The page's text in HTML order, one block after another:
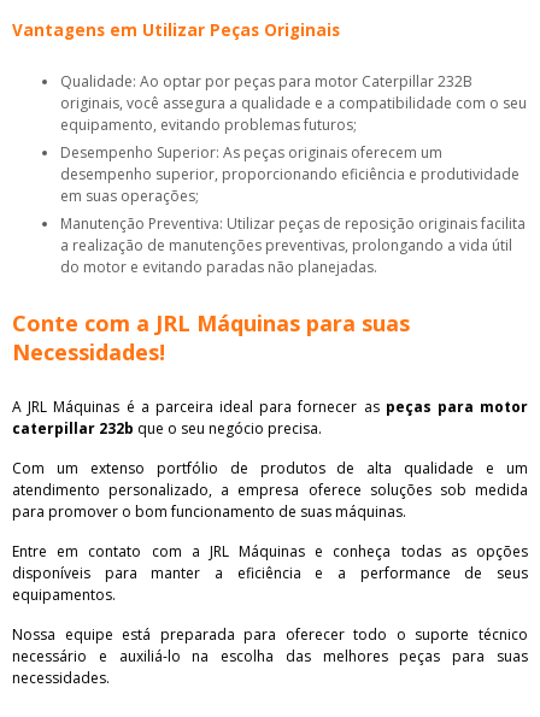
Vantagens em Utilizar Peças Originais
Qualidade: Ao optar por peças para motor Caterpillar 232B
originais, você assegura a qualidade e a compatibilidade com o seu
equipamento, evitando problemas futuros;
Desempenho Superior: As peças originais oferecem um
desempenho superior, proporcionando eficiência e produtividade
em suas operações;
Manutenção Preventiva: Utilizar peças de reposição originais facilita
a realização de manutenções preventivas, prolongando a vida útil
do motor e evitando paradas não planejadas.
Conte com a JRL Máquinas para suas
Necessidades!
A JRL Máquinas é a parceira ideal para fornecer as peças para motor
caterpillar 232b que o seu negócio precisa.
Com um extenso portfólio de produtos de alta qualidade e um
atendimento personalizado, a empresa oferece soluções sob medida
para promover o bom funcionamento de suas máquinas.
Entre em contato com a JRL Máquinas e conheça todas as opções
disponíveis para manter a eficiência e a performance de seus
equipamentos.
Nossa equipe está preparada para oferecer todo o suporte técnico
necessário e auxiliá-lo na escolha das melhores peças para suas
necessidades.